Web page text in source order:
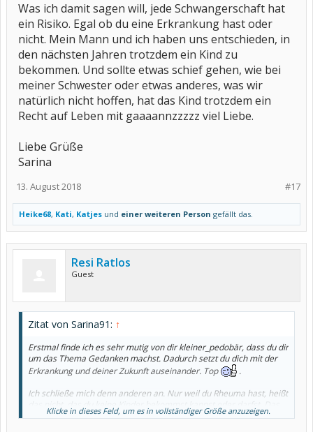
Was ich damit sagen will, jede Schwangerschaft hat
ein Risiko. Egal ob du eine Erkrankung hast oder
nicht. Mein Mann und ich haben uns entschieden, in
den nächsten Jahren trotzdem ein Kind zu
bekommen. Und sollte etwas schief gehen, wie bei
meiner Schwester oder etwas anderes, was wir
natürlich nicht hoffen, hat das Kind trotzdem ein
Recht auf Leben mit gaaaannzzzzz viel Liebe.
Liebe Grüße
Sarina
#17
13. August 2018
Heike68, Kati, Katjes und einer weiteren Person gefällt das.
Resi Ratlos
Guest
Zitat von Sarina91: ↑
Erstmal finde ich es sehr mutig von dir kleiner_pedobär, dass du dir
um das Thema Gedanken machst. Dadurch setzt du dich mit der
Erkrankung und deiner Zukunft auseinander. Top
.
Ich schließe mich denn anderen an. Nur weil du Rheuma hast, heißt
ist, wie ich finde die falsche Denkweise. Das ist eine persönliche
Klicke in dieses Feld, um es in vollständiger Größe anzuzeigen.